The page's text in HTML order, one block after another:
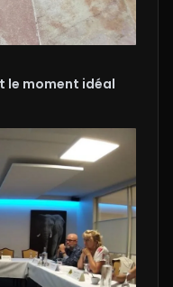
le moment idéal